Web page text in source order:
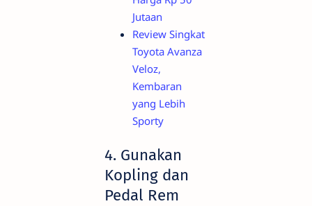
Jutaan
Review Singkat
Toyota Avanza
Veloz,
Kembaran
yang Lebih
Sporty
4. Gunakan
Kopling dan
Pedal Rem